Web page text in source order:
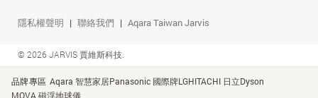
隱私權聲明 聯絡我們 Aqara Taiwan Jarvis
© 2026 JARVIS 賈維斯科技.
品牌專區 Aqara 智慧家居Panasonic 國際牌LGHITACHI 日立Dyson
MOVA 磁浮地球儀